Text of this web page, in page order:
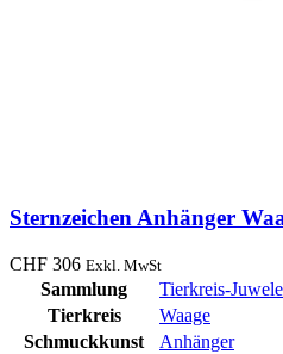
Sternzeichen Anhänger
CHF 306 Exkl. MwSt
Sammlung
Tierkreis-
Tierkreis
Waage
Schmuckkunst
Anhänger